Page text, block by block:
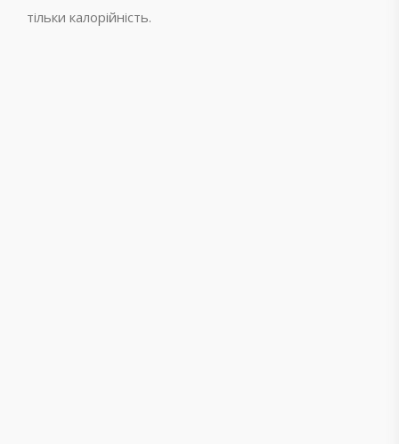
тільки калорійність.